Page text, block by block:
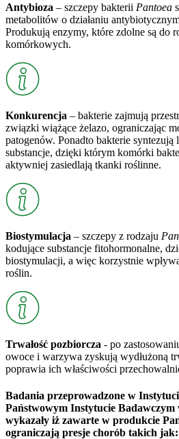
Antybioza – szczepy bakterii Pantoea
metabolitów o działaniu
Produkują enzymy, które zdolne są do
komórkowych.
Konkurencja – bakterie zajmują
związki wiążące żelazo, ograniczając
patogenów. Ponadto bakterie
substancje, dzięki którym komórki
aktywniej zasiedlają tkanki roślinne.
Biostymulacja – szczepy z rodzaju
kodujące substancje fitohormonalne,
biostymulacji, a więc korzystnie
roślin.
Trwałość pozbiorcza - po
owoce i warzywa zyskują wydłużoną
poprawia ich właściwości
Badania przeprowadzone w
Państwowym Instytucie Badawczym
wykazały iż zawarte w produkcie
ograniczają presje chorób takich jak: